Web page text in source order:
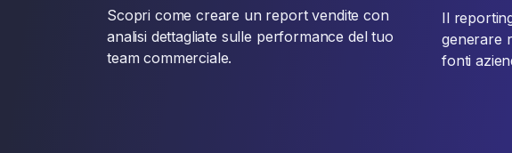
Scopri come creare un report vendite con
analisi dettagliate sulle performance del tuo
team commerciale.
Il
generare
fonti